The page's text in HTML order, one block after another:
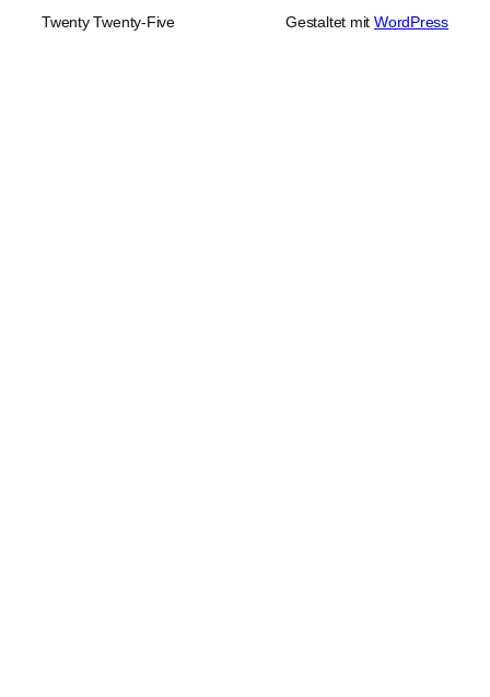
Twenty Twenty-Five Gestaltet mit WordPress